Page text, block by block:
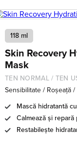
118 ml
Skin Recovery
Mask
TEN NORMAL / TEN
Sensibilitate / Roșeață
Mască hidratantă
Calmează și repară
Restabilește